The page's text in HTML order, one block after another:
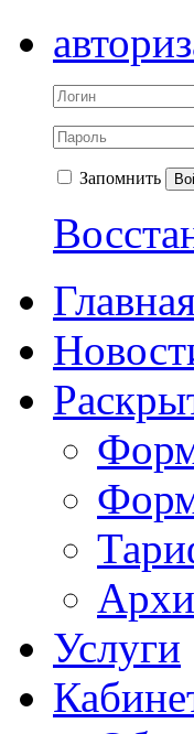
Запомнить
Услуги